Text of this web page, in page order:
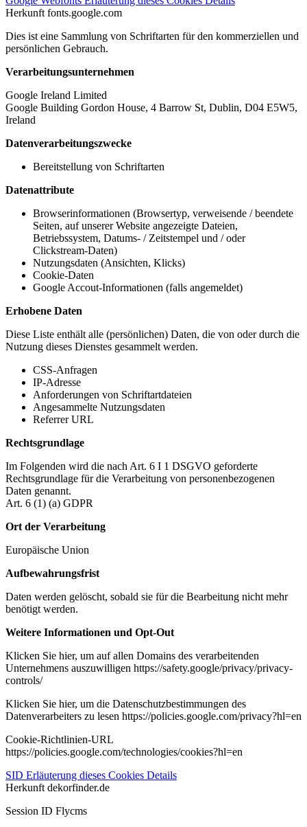
Herkunft fonts.google.com
Dies ist eine Sammlung von Schriftarten für den kommerziellen und
persönlichen Gebrauch.
Verarbeitungsunternehmen
Google Ireland Limited
Google Building Gordon House, 4 Barrow St, Dublin, D04 E5W5,
Ireland
Datenverarbeitungszwecke
Bereitstellung von Schriftarten
Datenattribute
Browserinformationen (Browsertyp, verweisende / beendete
Seiten, auf unserer Website angezeigte Dateien,
Betriebssystem, Datums- / Zeitstempel und / oder
Clickstream-Daten)
Nutzungsdaten (Ansichten, Klicks)
Cookie-Daten
Google Accout-Informationen (falls angemeldet)
Erhobene Daten
Diese Liste enthält alle (persönlichen) Daten, die von oder durch die
Nutzung dieses Dienstes gesammelt werden.
CSS-Anfragen
IP-Adresse
Anforderungen von Schriftartdateien
Angesammelte Nutzungsdaten
Referrer URL
Rechtsgrundlage
Im Folgenden wird die nach Art. 6 I 1 DSGVO geforderte
Rechtsgrundlage für die Verarbeitung von personenbezogenen
Daten genannt.
Art. 6 (1) (a) GDPR
Ort der Verarbeitung
Europäische Union
Aufbewahrungsfrist
Daten werden gelöscht, sobald sie für die Bearbeitung nicht mehr
benötigt werden.
Weitere Informationen und Opt-Out
Klicken Sie hier, um auf allen Domains des verarbeitenden
Unternehmens auszuwilligen https://safety.google/privacy/privacy-
controls/
Klicken Sie hier, um die Datenschutzbestimmungen des
Datenverarbeiters zu lesen https://policies.google.com/privacy?hl=en
Cookie-Richtlinien-URL
https://policies.google.com/technologies/cookies?hl=en
SID Erläuterung dieses Cookies Details
Herkunft dekorfinder.de
Session ID Flycms